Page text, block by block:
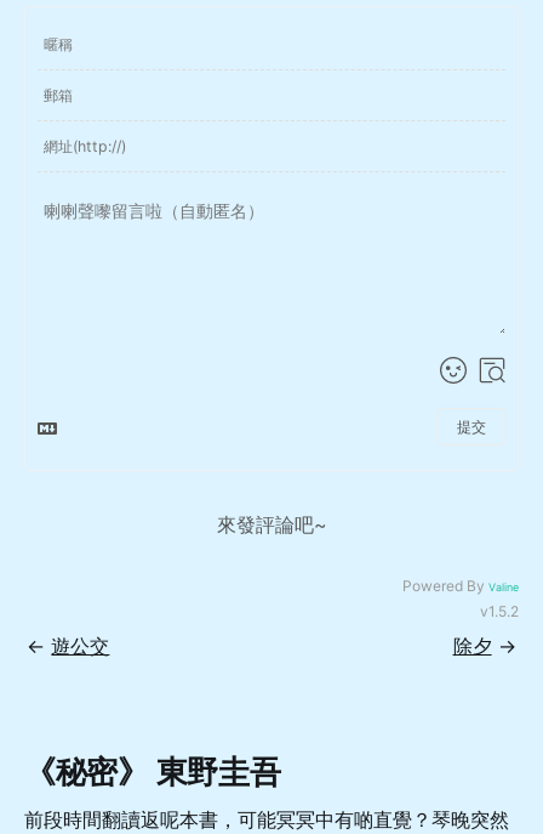
提交
來發評論吧~
Powered By Valine
v1.5.2
←遊公交 除夕 →
《秘密》 東野圭吾
前段時間翻讀返呢本書，可能冥冥中有啲直覺？琴晚突然